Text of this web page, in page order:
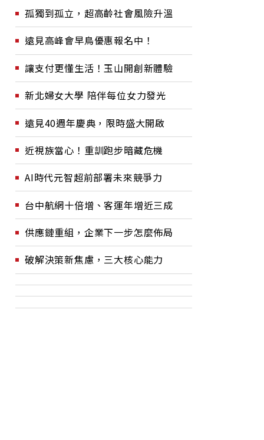
孤獨到孤立，超高齡社會風險升溫
遠見高峰會早鳥優惠報名中！
讓支付更懂生活！玉山開創新體驗
新北婦女大學 陪伴每位女力發光
遠見40週年慶典，限時盛大開啟
近視族當心！重訓跑步暗藏危機
AI時代元智超前部署未來競爭力
台中航網十倍增、客運年增近三成
供應鏈重組，企業下一步怎麼佈局
破解決策新焦慮，三大核心能力